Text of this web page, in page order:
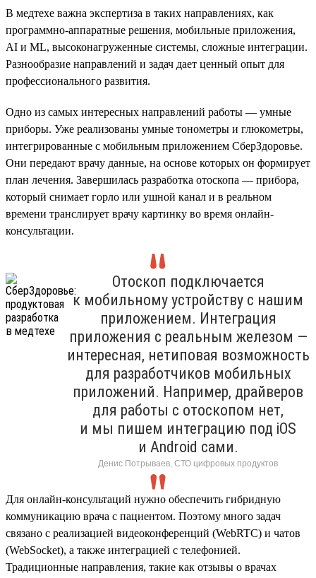
В медтехе важна экспертиза в таких направлениях, как
программно-аппаратные решения, мобильные приложения,
AI и ML, высоконагруженные системы, сложные интеграции.
Разнообразие направлений и задач дает ценный опыт для
профессионального развития.
Одно из самых интересных направлений работы — умные
приборы. Уже реализованы умные тонометры и глюкометры,
интегрированные с мобильным приложением СберЗдоровье.
Они передают врачу данные, на основе которых он формирует
план лечения. Завершилась разработка отоскопа — прибора,
который снимает горло или ушной канал и в реальном
времени транслирует врачу картинку во время онлайн-
консультации.
Отоскоп подключается
к мобильному устройству с нашим
приложением. Интеграция
приложения с реальным железом —
интересная, нетиповая возможность
для разработчиков мобильных
приложений. Например, драйверов
для работы с отоскопом нет,
и мы пишем интеграцию под iOS
и Android сами.
Денис Потрываев, СТО цифровых продуктов
Для онлайн-консультаций нужно обеспечить гибридную
коммуникацию врача с пациентом. Поэтому много задач
связано с реализацией видеоконференций (WebRTC) и чатов
(WebSocket), а также интеграцией с телефонией.
Традиционные направления, такие как отзывы о врачах